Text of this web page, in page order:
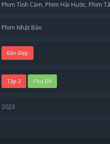
Phim Tình Cảm, Phim Hài Hước, Phim
Phim Nhật Bản
Bản Đẹp
Tập 2 Phụ Đề
2023